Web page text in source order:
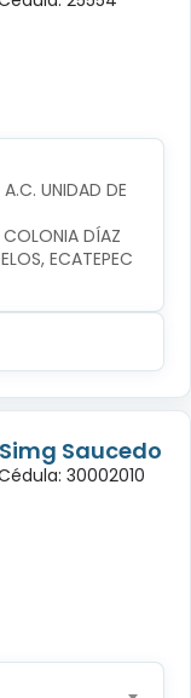
UNIDAD DE
COLONIA DÍAZ
ECATEPEC
Saucedo
30002010